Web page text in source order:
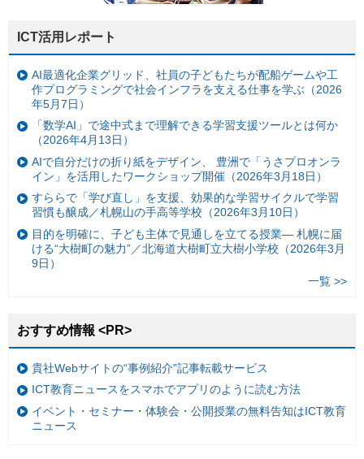
ICT活用レポート
AI最適化企業グリッド、社員の子どもたちが配船ゲームや工
作プログラミングで社会インフラを支える仕事を学ぶ（2026
年5月7日）
「数学AI」で途中式まで理解できる学習支援ツールとは何か
（2026年4月13日）
AIで自分だけの折り紙をデザイン、 豊洲で「うさプロオンラ
イン」を活用したワークショップ開催（2026年3月18日）
すららで「学び直し」を支援、効果的な学習サイクルで学習
習慣も醸成／札幌山の手高等学校（2026年3月10日）
目的を明確に、子ども主体で見通しを立てる授業— 札幌に届
ける“大樹町の魅力”／北海道大樹町立大樹小学校（2026年3月
9日）
一覧 >>
おすすめ情報 <PR>
貴社Webサイトの“事例紹介”記事転載サービス
ICT教育ニュースをスマホでアプリのように読む方法
イベント・セミナー・体験会・公開授業の無料告知はICT教育
ニュース